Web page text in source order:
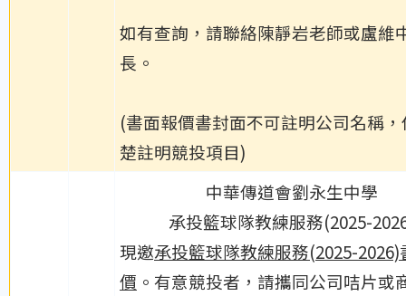
如有查詢，請聯絡陳靜岩老師或盧維
長。
(書面報價書封面不可註明公司名稱
楚註明競投項目)
中華傳道會劉永生中學
承投籃球隊教練服務(2025-
現邀承投籃球隊教練服務(2025-2026)
價 。有意競投者，請攜同公司咭片或